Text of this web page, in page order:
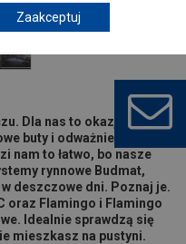
Dla nas to okazja do
buty i odważnie
nam to łatwo, bo nasze
rynnowe Budmat,
deszczowe dni. Poznaj je.
oraz Flamingo i Flamingo
Idealnie sprawdzą się
mieszkasz na pustyni.
Zaakceptuj